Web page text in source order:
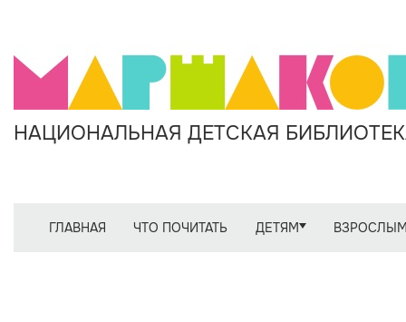
НАЦИОНАЛЬНАЯ ДЕТСКАЯ
ГЛАВНАЯ ЧТО ПОЧИТАТЬ ДЕТЯМ